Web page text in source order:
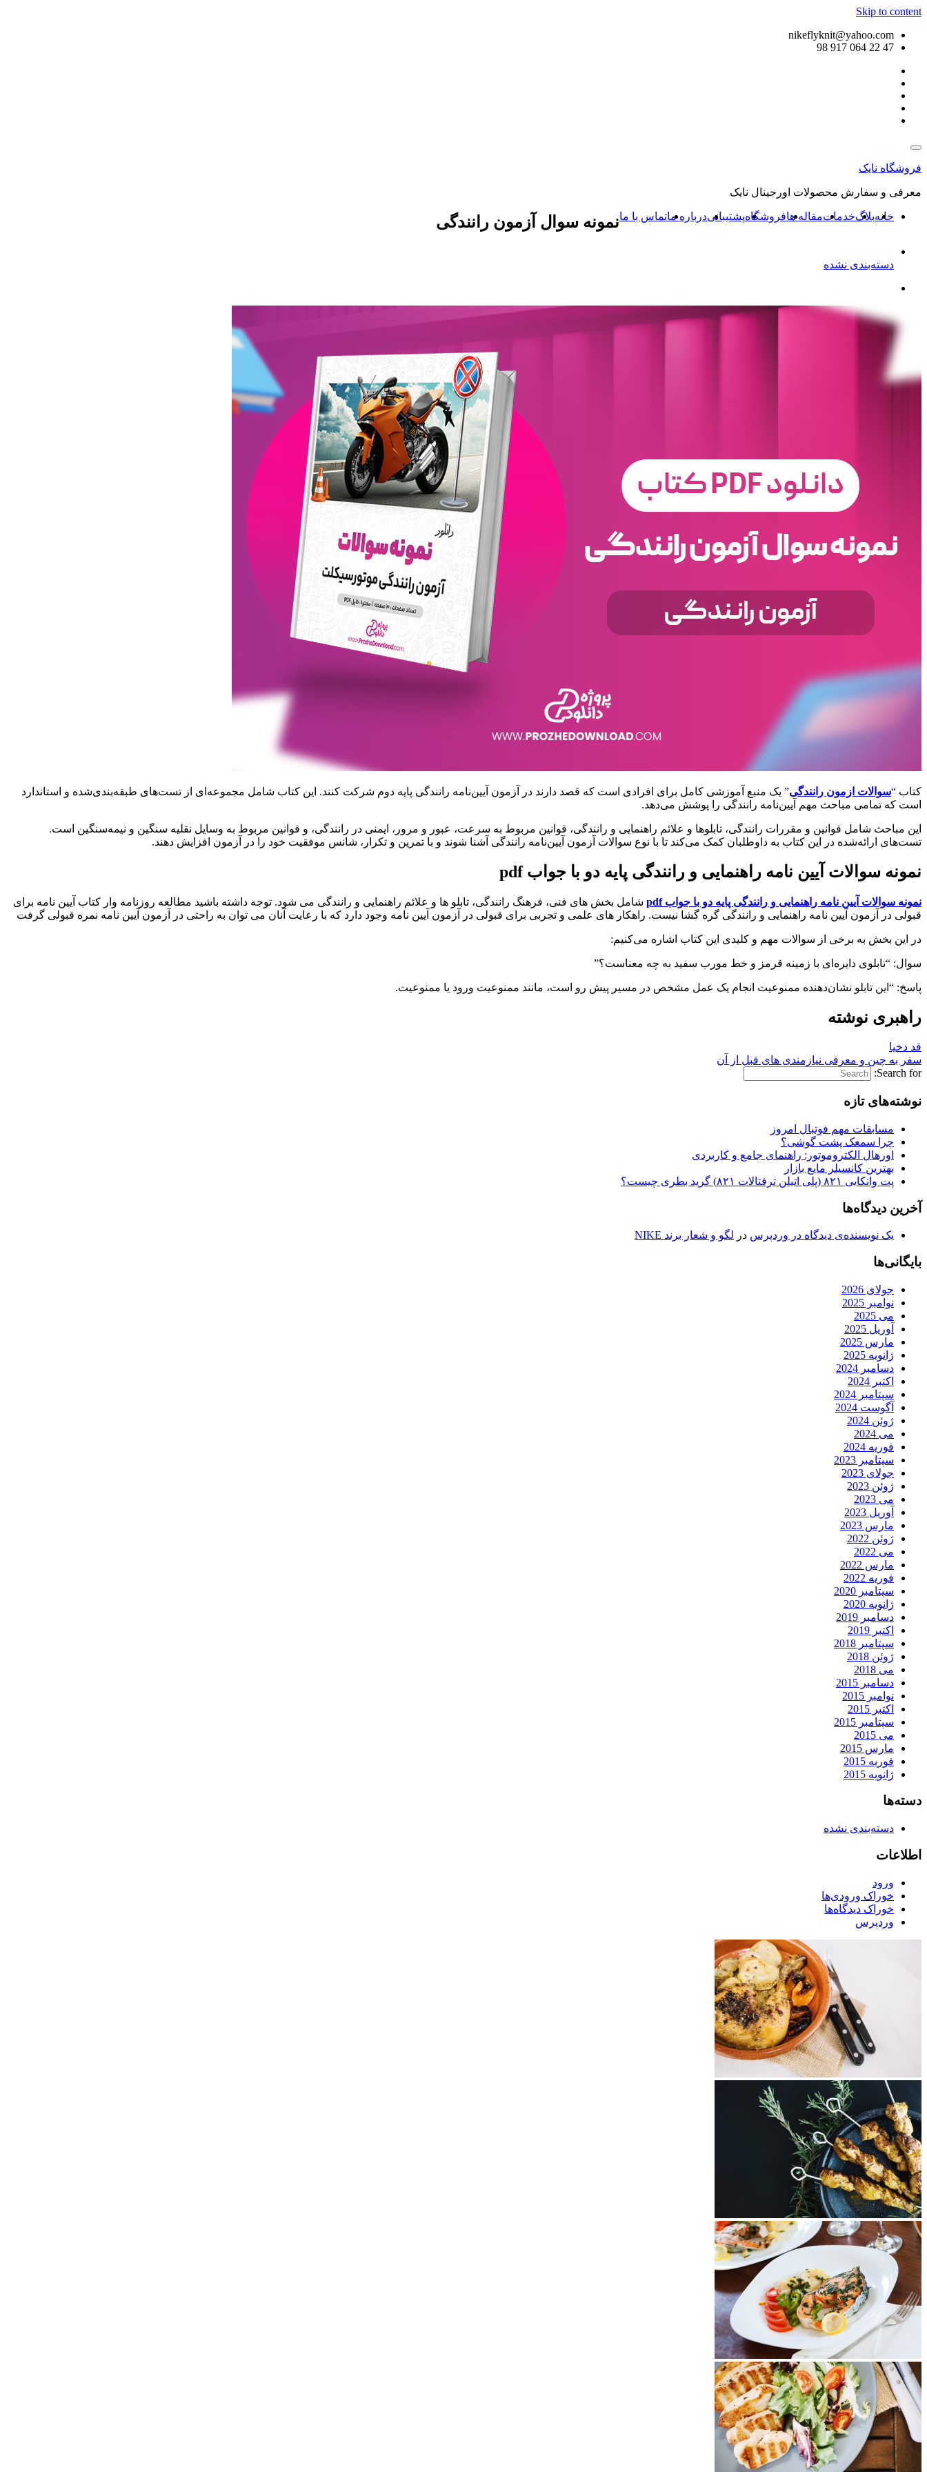
Skip to content
nikeflyknit@yahoo.com
47 22 064 917 98
فروشگاه نایک
معرفی و سفارش محصولات اورجینال نایک
خانهبلاگخدماتمقاله هافروشگاهپشتیبانیدرباره ماتماس با مانمونه سوال آزمون رانندگی
دسته‌بندی نشده
کتاب “سوالات ازمون رانندگی” یک منبع آموزشی کامل برای افرادی است که قصد دارند در آزمون آیین‌نامه رانندگی پایه دوم شرکت کنند. این کتاب شامل مجموعه‌ای از تست‌های طبقه‌بندی‌شده و استاندارد
است که تمامی مباحث مهم آیین‌نامه رانندگی را پوشش می‌دهد.
این مباحث شامل قوانین و مقررات رانندگی، تابلوها و علائم راهنمایی و رانندگی، قوانین مربوط به سرعت، عبور و مرور، ایمنی در رانندگی، و قوانین مربوط به وسایل نقلیه سنگین و نیمه‌سنگین است.
تست‌های ارائه‌شده در این کتاب به داوطلبان کمک می‌کند تا با نوع سوالات آزمون آیین‌نامه رانندگی آشنا شوند و با تمرین و تکرار، شانس موفقیت خود را در آزمون افزایش دهند.
نمونه سوالات آیین نامه راهنمایی و رانندگی پایه دو با جواب pdf
نمونه سوالات آیین نامه راهنمایی و رانندگی پایه دو با جواب pdf
شامل بخش های فنی، فرهنگ رانندگی، تابلو ها و علائم راهنمایی و رانندگی می شود. توجه داشته باشید مطالعه روزنامه وار کتاب آیین نامه برای
قبولی در آزمون آیین نامه راهنمایی و رانندگی گره گشا نیست. راهکار های علمی و تجربی برای قبولی در آزمون آیین نامه وجود دارد که با رعایت آنان می توان به راحتی در آزمون آیین نامه نمره قبولی گرفت
در این بخش به برخی از سوالات مهم و کلیدی این کتاب اشاره می‌کنیم:
سوال: “تابلوی دایره‌ای با زمینه قرمز و خط مورب سفید به چه معناست؟”
پاسخ: “این تابلو نشان‌دهنده ممنوعیت انجام یک عمل مشخص در مسیر پیش رو است، مانند ممنوعیت ورود یا ممنوعیت.
راهبری نوشته
قد دخیا
سفر به چین و معرفی نیازمندی های قبل از آن
Search for:
نوشته‌های تازه
مسابقات مهم فوتبال امروز
چرا سمعک پشت گوشی؟
اورهال الکتروموتور: راهنمای جامع و کاربردی
بهترین کانسیلر مایع بازار
پت وانکایی ۸۲۱ (پلی اتیلن ترفتالات ۸۲۱) گرید بطری چیست؟
آخرین دیدگاه‌ها
یک نویسنده‌ی دیدگاه در وردپرس در لگو و شعار برند NIKE
بایگانی‌ها
جولای 2026
نوامبر 2025
می 2025
آوریل 2025
مارس 2025
ژانویه 2025
دسامبر 2024
اکتبر 2024
سپتامبر 2024
آگوست 2024
ژوئن 2024
می 2024
فوریه 2024
سپتامبر 2023
جولای 2023
ژوئن 2023
می 2023
آوریل 2023
مارس 2023
ژوئن 2022
می 2022
مارس 2022
فوریه 2022
سپتامبر 2020
ژانویه 2020
دسامبر 2019
اکتبر 2019
سپتامبر 2018
ژوئن 2018
می 2018
دسامبر 2015
نوامبر 2015
اکتبر 2015
سپتامبر 2015
می 2015
مارس 2015
فوریه 2015
ژانویه 2015
دسته‌ها
دسته‌بندی نشده
اطلاعات
ورود
خوراک ورودی‌ها
خوراک دیدگاه‌ها
وردپرس